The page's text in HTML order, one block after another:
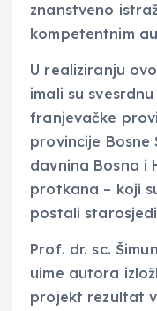
znanstveno
kompetentnim
U realiziranju
imali su
franjevačke
provincije
davnina Bosna i
protkana – koji
postali
Prof. dr. sc.
uime autora
projekt rezultat